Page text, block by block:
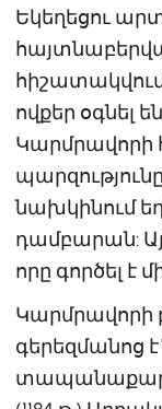
Եկեղեցու
հիշատակվում
ովքեր օգնել
նախկինում
դամբարան:
որը գործել է
Կարմրավորի
գերեզմանոց